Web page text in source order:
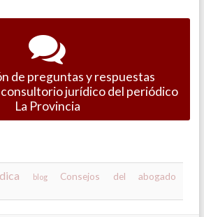
de preguntas y respuestas
consultorio jurídico del periódico
La Provincia
blog Consejos del abogado